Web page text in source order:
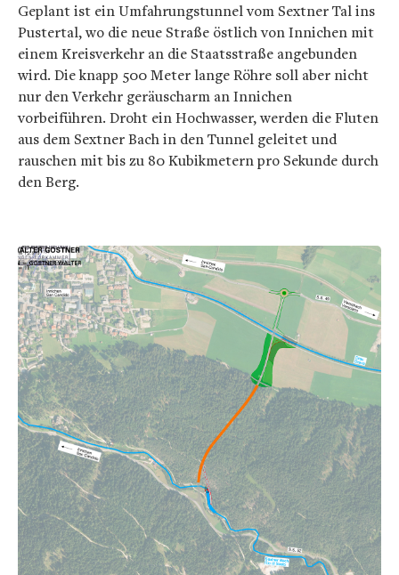
Geplant ist ein Umfahrungstunnel vom Sextner Tal ins
Pustertal, wo die neue Straße östlich von Innichen mit
einem Kreisverkehr an die Staatsstraße angebunden
wird. Die knapp 500 Meter lange Röhre soll aber nicht
nur den Verkehr geräuscharm an Innichen
vorbeiführen. Droht ein Hochwasser, werden die Fluten
aus dem Sextner Bach in den Tunnel geleitet und
rauschen mit bis zu 80 Kubikmetern pro Sekunde durch
den Berg.